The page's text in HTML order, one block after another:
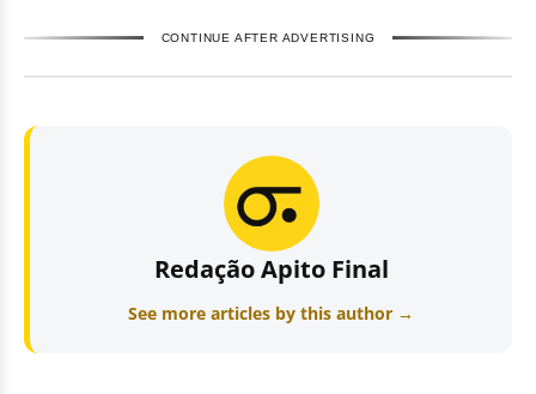
CONTINUE AFTER ADVERTISING
Redação Apito Final
See more articles by this author →